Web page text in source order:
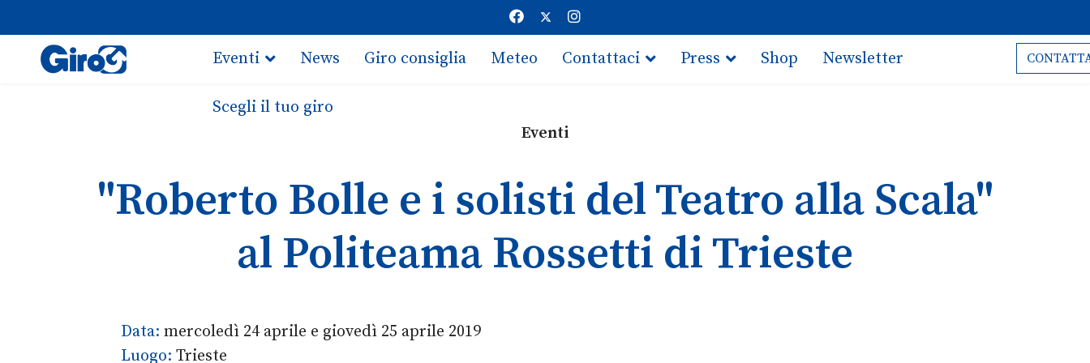
Eventi News Giro consiglia Meteo Contattaci Press Shop Newsletter
Scegli il tuo giro
Eventi
"Roberto Bolle e i solisti del Teatro alla Scala"
al Politeama Rossetti di Trieste
Data: mercoledì 24 aprile e giovedì 25 aprile 2019
Luogo: Trieste